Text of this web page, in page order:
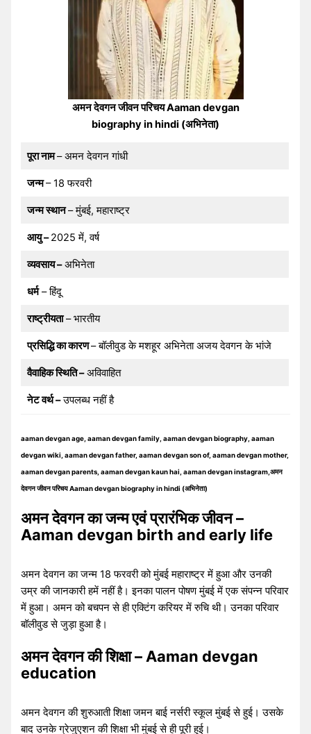
अमन देवगन जीवन परिचय Aaman devgan
biography in hindi (अभिनेता)
पूरा नाम– अमन देवगन गांधी
जन्म– 18 फरवरी
जन्म स्थान– मुंबई, महाराष्ट्र
आयु –2025 में, वर्ष
व्यवसाय –अभिनेता
धर्म– हिंदू
राष्ट्रीयता– भारतीय
प्रसिद्धि का कारण– बॉलीवुड के मशहूर अभिनेता अजय देवगन के भांजे
वैवाहिक स्थिति –अविवाहित
नेट वर्थ –उपलब्ध नहीं है
aaman devgan age, aaman devgan family, aaman devgan biography, aaman
devgan wiki, aaman devgan father, aaman devgan son of, aaman devgan mother,
aaman devgan parents, aaman devgan kaun hai, aaman devgan instagram,अमन
देवगन जीवन परिचय Aaman devgan biography in hindi (अभिनेता)
अमन देवगन का जन्म एवं प्रारंभिक जीवन –
Aaman devgan birth and early life
अमन देवगन का जन्म 18 फरवरी को मुंबई महाराष्ट्र में हुआ और उनकी
उम्र की जानकारी हमें नहीं है। इनका पालन पोषण मुंबई में एक संपन्न परिवार
में हुआ। अमन को बचपन से ही एक्टिंग करियर में रुचि थी। उनका परिवार
बॉलीवुड से जुड़ा हुआ है।
अमन देवगन की शिक्षा – Aaman devgan
education
अमन देवगन की शुरुआती शिक्षा जमन बाई नर्सरी स्कूल मुंबई से हुई। उसके
बाद उनके ग्रेजुएशन की शिक्षा भी मुंबई से ही पूरी हुई।